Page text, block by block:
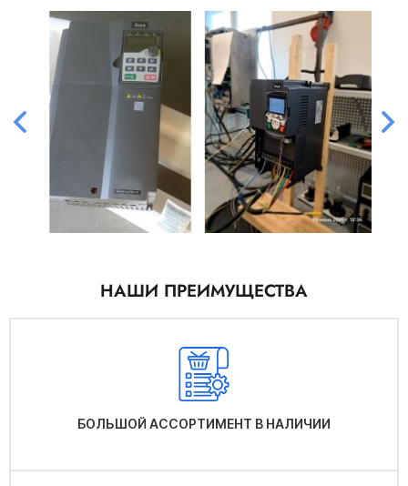
НАШИ ПРЕИМУЩЕСТВА
БОЛЬШОЙ АССОРТИМЕНТ В НАЛИЧИИ